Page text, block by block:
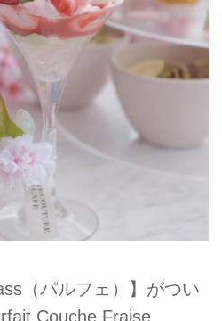
（パルフェ）】がつい
Couche Fraise